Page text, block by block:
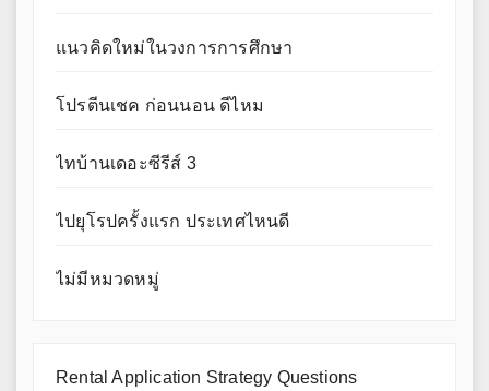
แนวคิดใหม่ในวงการการศึกษา
โปรตีนเชค ก่อนนอน ดีไหม
ไทบ้านเดอะซีรีส์ 3
ไปยุโรปครั้งแรก ประเทศไหนดี
ไม่มีหมวดหมู่
Rental Application Strategy Questions